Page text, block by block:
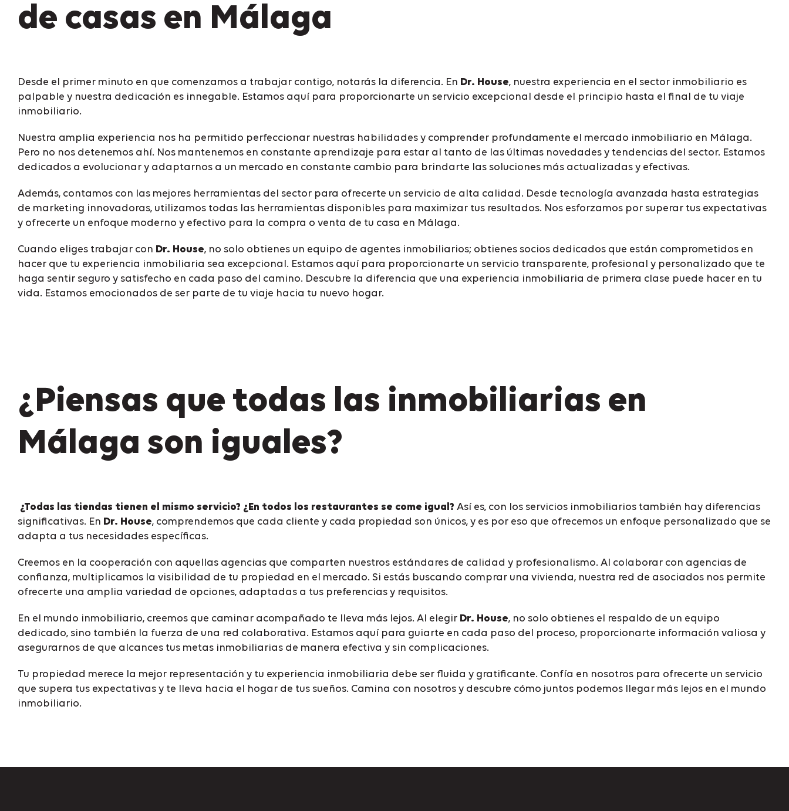
de casas en Málaga
Desde el primer minuto en que comenzamos a trabajar contigo, notarás la diferencia. En Dr. House, nuestra experiencia en el sector inmobiliario es
palpable y nuestra dedicación es innegable. Estamos aquí para proporcionarte un servicio excepcional desde el principio hasta el final de tu viaje
inmobiliario.
Nuestra amplia experiencia nos ha permitido perfeccionar nuestras habilidades y comprender profundamente el mercado inmobiliario en Málaga.
Pero no nos detenemos ahí. Nos mantenemos en constante aprendizaje para estar al tanto de las últimas novedades y tendencias del sector. Estamos
dedicados a evolucionar y adaptarnos a un mercado en constante cambio para brindarte las soluciones más actualizadas y efectivas.
Además, contamos con las mejores herramientas del sector para ofrecerte un servicio de alta calidad. Desde tecnología avanzada hasta estrategias
de marketing innovadoras, utilizamos todas las herramientas disponibles para maximizar tus resultados. Nos esforzamos por superar tus expectativas
y ofrecerte un enfoque moderno y efectivo para la compra o venta de tu casa en Málaga.
Cuando eliges trabajar con Dr. House, no solo obtienes un equipo de agentes inmobiliarios; obtienes socios dedicados que están comprometidos en
hacer que tu experiencia inmobiliaria sea excepcional. Estamos aquí para proporcionarte un servicio transparente, profesional y personalizado que te
haga sentir seguro y satisfecho en cada paso del camino. Descubre la diferencia que una experiencia inmobiliaria de primera clase puede hacer en tu
vida. Estamos emocionados de ser parte de tu viaje hacia tu nuevo hogar.
¿Piensas que todas las inmobiliarias en
Málaga son iguales?
¿Todas las tiendas tienen el mismo servicio? ¿En todos los restaurantes se come igual? Así es, con los servicios inmobiliarios también hay diferencias
significativas. En Dr. House, comprendemos que cada cliente y cada propiedad son únicos, y es por eso que ofrecemos un enfoque personalizado que se
adapta a tus necesidades específicas.
Creemos en la cooperación con aquellas agencias que comparten nuestros estándares de calidad y profesionalismo. Al colaborar con agencias de
confianza, multiplicamos la visibilidad de tu propiedad en el mercado. Si estás buscando comprar una vivienda, nuestra red de asociados nos permite
ofrecerte una amplia variedad de opciones, adaptadas a tus preferencias y requisitos.
En el mundo inmobiliario, creemos que caminar acompañado te lleva más lejos. Al elegir Dr. House, no solo obtienes el respaldo de un equipo
dedicado, sino también la fuerza de una red colaborativa. Estamos aquí para guiarte en cada paso del proceso, proporcionarte información valiosa y
asegurarnos de que alcances tus metas inmobiliarias de manera efectiva y sin complicaciones.
Tu propiedad merece la mejor representación y tu experiencia inmobiliaria debe ser fluida y gratificante. Confía en nosotros para ofrecerte un servicio
que supera tus expectativas y te lleva hacia el hogar de tus sueños. Camina con nosotros y descubre cómo juntos podemos llegar más lejos en el mundo
inmobiliario.